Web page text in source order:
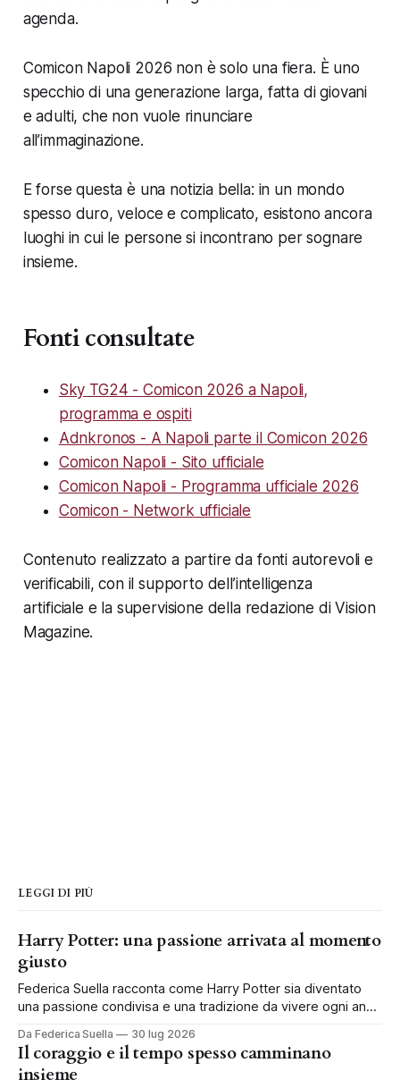
agenda.
Comicon Napoli 2026 non è solo una fiera. È uno
specchio di una generazione larga, fatta di giovani
e adulti, che non vuole rinunciare
all’immaginazione.
E forse questa è una notizia bella: in un mondo
spesso duro, veloce e complicato, esistono ancora
luoghi in cui le persone si incontrano per sognare
insieme.
Fonti consultate
Sky TG24 - Comicon 2026 a Napoli,
programma e ospiti
Adnkronos - A Napoli parte il Comicon 2026
Comicon Napoli - Sito ufficiale
Comicon Napoli - Programma ufficiale 2026
Comicon - Network ufficiale
Contenuto realizzato a partire da fonti autorevoli e
verificabili, con il supporto dell’intelligenza
artificiale e la supervisione della redazione di Vision
Magazine.
LEGGI DI PIÙ
Harry Potter: una passione arrivata al momento
giusto
Federica Suella racconta come Harry Potter sia diventato
una passione condivisa e una tradizione da vivere ogni anno
Da Federica Suella 30 lug 2026
Il coraggio e il tempo spesso camminano
insieme